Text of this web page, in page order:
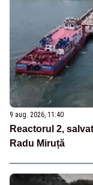
9 aug. 2026, 11:40
Reactorul 2,
Radu Miruță